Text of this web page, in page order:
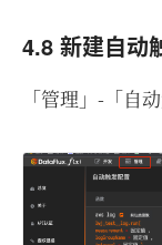
4.8 新建自动
「管理」-「自